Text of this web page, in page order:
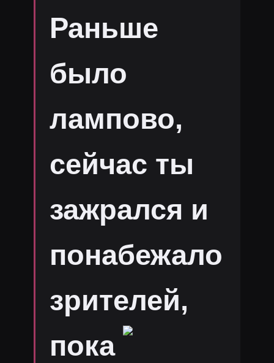
Раньше
было
лампово,
сейчас ты
зажрался и
понабежало
зрителей,
пока